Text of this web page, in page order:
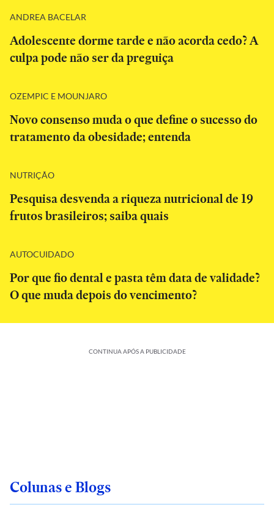
ANDREA BACELAR
Adolescente dorme tarde e não acorda cedo? A
culpa pode não ser da preguiça
OZEMPIC E MOUNJARO
Novo consenso muda o que define o sucesso do
tratamento da obesidade; entenda
NUTRIÇÃO
Pesquisa desvenda a riqueza nutricional de 19
frutos brasileiros; saiba quais
AUTOCUIDADO
Por que fio dental e pasta têm data de validade?
O que muda depois do vencimento?
CONTINUA APÓS A PUBLICIDADE
Colunas e Blogs